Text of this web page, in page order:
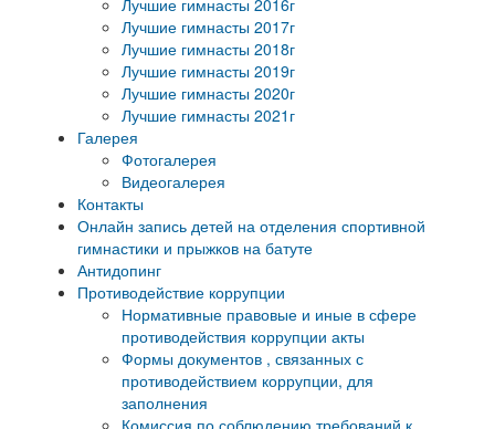
Лучшие гимнасты 2016г
Лучшие гимнасты 2017г
Лучшие гимнасты 2018г
Лучшие гимнасты 2019г
Лучшие гимнасты 2020г
Лучшие гимнасты 2021г
Галерея
Фотогалерея
Видеогалерея
Контакты
Онлайн запись детей на отделения спортивной
гимнастики и прыжков на батуте
Антидопинг
Противодействие коррупции
Нормативные правовые и иные в сфере
противодействия коррупции акты
Формы документов , связанных с
противодействием коррупции, для
заполнения
Комиссия по соблюдению требований к